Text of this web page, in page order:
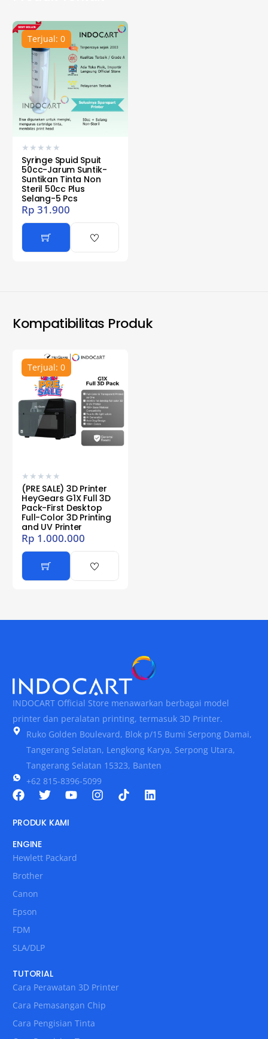
Terjual: 0
★ ★ ★ ★ ★
Syringe Spuid Spuit
50cc-Jarum Suntik-
Suntikan Tinta Non
Steril 50cc Plus
Selang-5 Pcs
Rp 31.900
Kompatibilitas Produk
Terjual: 0
★ ★ ★ ★ ★
(PRE SALE) 3D Printer
HeyGears G1X Full 3D
Pack-First Desktop
Full-Color 3D Printing
and UV Printer
Rp 1.000.000
INDOCART Official Store menawarkan berbagai model
printer dan peralatan printing, termasuk 3D Printer.
Ruko Golden Boulevard, Blok p/15 Bumi Serpong Damai,
Tangerang Selatan, Lengkong Karya, Serpong Utara,
Tangerang Selatan 15323, Banten
+62 815-8396-5099
PRODUK KAMI
ENGINE
Hewlett Packard
Brother
Canon
Epson
FDM
SLA/DLP
TUTORIAL
Cara Perawatan 3D Printer
Cara Pemasangan Chip
Cara Pengisian Tinta